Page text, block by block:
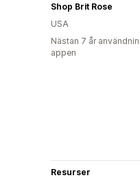
Shop Brit Rose
USA
Nästan 7 år
appen
Resurser